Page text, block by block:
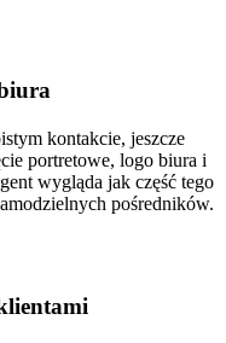
kontakcie, jeszcze
portretowe, logo biura i
wygląda jak część tego
pośredników.